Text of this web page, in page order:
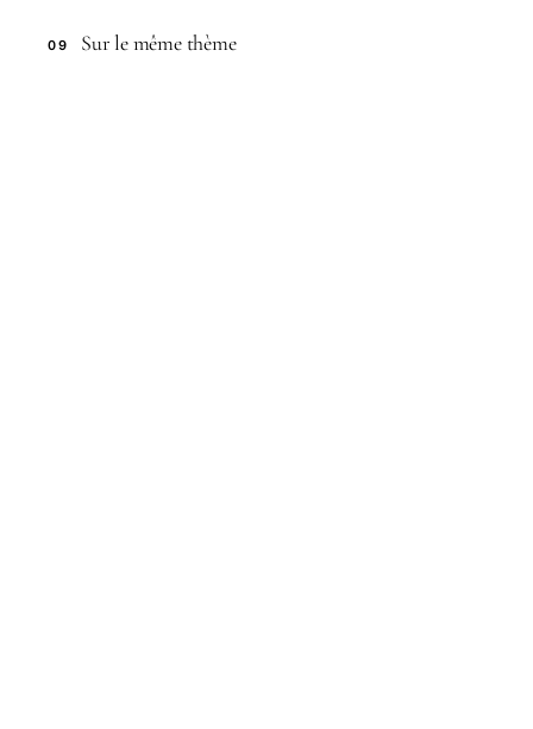
09 Sur le même thème